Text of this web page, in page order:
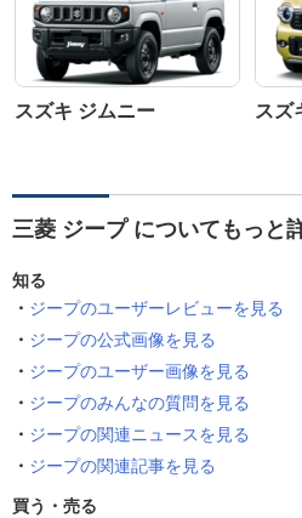
スズキ ジムニー スズ
三菱 ジープ についてもっと
知る
ジープのユーザーレビューを見る
ジープの公式画像を見る
ジープのユーザー画像を見る
ジープのみんなの質問を見る
ジープの関連ニュースを見る
ジープの関連記事を見る
買う・売る